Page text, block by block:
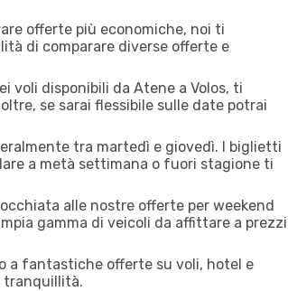
offerte più economiche, noi ti
di comparare diverse offerte e
voli disponibili da Atene a Volos, ti
se sarai flessibile sulle date potrai
tra martedì e giovedì. I biglietti
a metà settimana o fuori stagione ti
alle nostre offerte per weekend
gamma di veicoli da affittare a prezzi
a fantastiche offerte su voli, hotel e
tranquillità.